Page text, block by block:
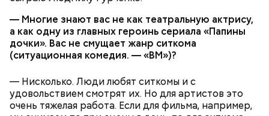
— Многие знают вас не как театральную актрису,
а как одну из главных героинь сериала «Папины
дочки». Вас не смущает жанр ситкома
(ситуационная комедия. — «ВМ»)?
— Нисколько. Люди любят ситкомы и с
удовольствием смотрят их. Но для артистов это
очень тяжелая работа. Если для фильма, например,
Иней на Николу — к урожаю. На день Николая
зима ходит с гвоздем.
Николая летнего.
Коли зима до Николина дня след заметает,
дороге не стоять.
нельзя делать в этот особенный день.
Крупу перловую перебрать, промыть в теплой
воде и сварить в небольшом количестве воды. В
другой кастрюле в кипящую воду опустить
очищенный, промытый и нарезанный дольками
картофель, дать повариться 15-20 минут. Затем
опустить нарезанные мелкими кубиками и
спассерованные на растительном масле морковь,
петрушку и репчатый лук, готовую перловую крупу
с отваром, дать прокипеть 5-6 минут, заправить
солью, перцем и сдвинуть кастрюлю на край